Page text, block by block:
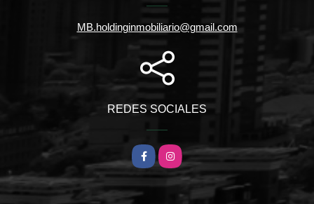
MB.holdinginmobiliario@gmail.com
REDES SOCIALES
FacebookInstagram